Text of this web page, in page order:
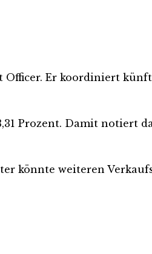
Officer. Er koordiniert
Prozent. Damit notiert
könnte weiteren